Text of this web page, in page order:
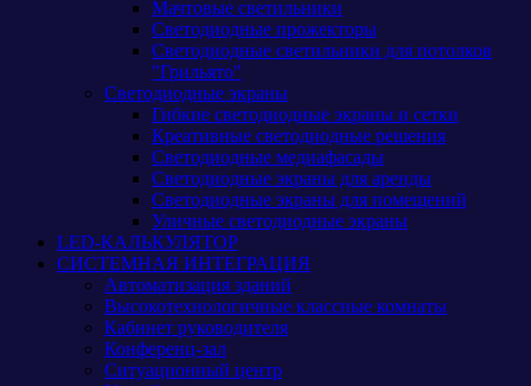
Мачтовые светильники
Светодиодные прожекторы
Светодиодные светильники для потолков
"Грильято"
Светодиодные экраны
Гибкие светодиодные экраны и сетки
Креативные светодиодные решения
Светодиодные медиафасады
Светодиодные экраны для аренды
Светодиодные экраны для помещений
Уличные светодиодные экраны
LED-КАЛЬКУЛЯТОР
СИСТЕМНАЯ ИНТЕГРАЦИЯ
Автоматизация зданий
Высокотехнологичные классные комнаты
Кабинет руководителя
Конференц-зал
Ситуационный центр